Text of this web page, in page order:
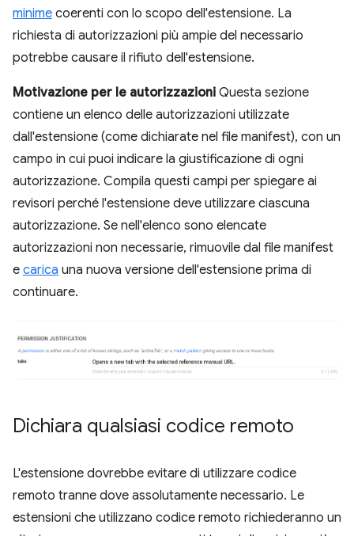
minime coerenti con lo scopo dell'estensione. La
richiesta di autorizzazioni più ampie del necessario
potrebbe causare il rifiuto dell'estensione.
Motivazione per le autorizzazioni Questa sezione
contiene un elenco delle autorizzazioni utilizzate
dall'estensione (come dichiarate nel file manifest), con un
campo in cui puoi indicare la giustificazione di ogni
autorizzazione. Compila questi campi per spiegare ai
revisori perché l'estensione deve utilizzare ciascuna
autorizzazione. Se nell'elenco sono elencate
autorizzazioni non necessarie, rimuovile dal file manifest
e carica una nuova versione dell'estensione prima di
continuare.
Dichiara qualsiasi codice remoto
L'estensione dovrebbe evitare di utilizzare codice
remoto tranne dove assolutamente necessario. Le
estensioni che utilizzano codice remoto richiederanno un